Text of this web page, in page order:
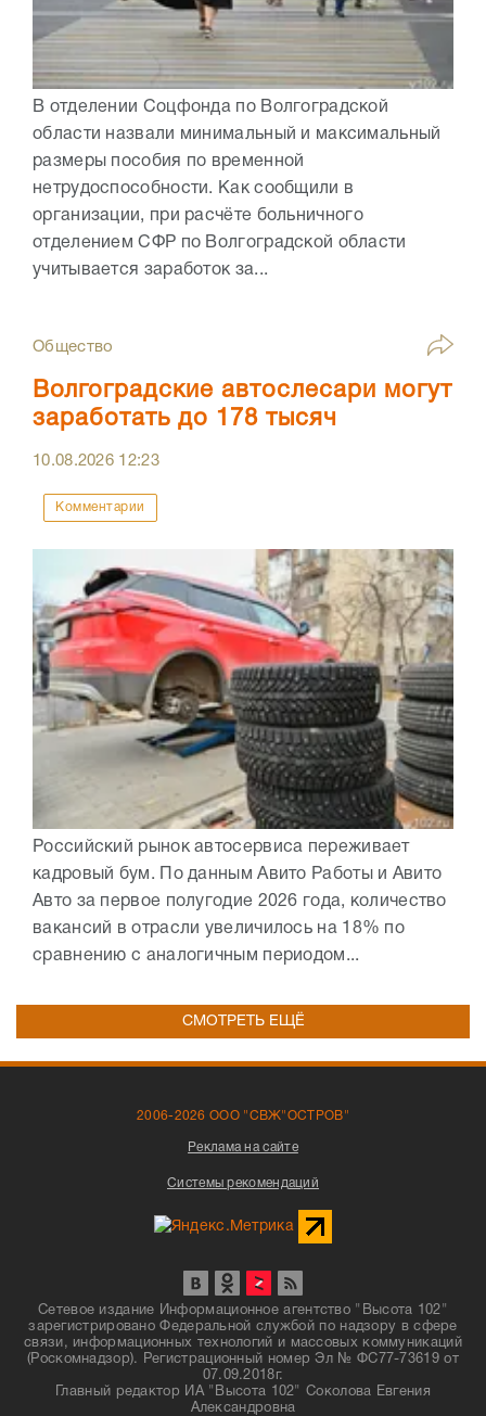
В отделении Соцфонда по Волгоградской
области назвали минимальный и максимальный
размеры пособия по временной
нетрудоспособности. Как сообщили в
организации, при расчёте больничного
отделением СФР по Волгоградской области
учитывается заработок за...
Общество
Волгоградские автослесари могут
заработать до 178 тысяч
10.08.2026 12:23
Комментарии
Российский рынок автосервиса переживает
кадровый бум. По данным Авито Работы и Авито
Авто за первое полугодие 2026 года, количество
вакансий в отрасли увеличилось на 18% по
сравнению с аналогичным периодом...
СМОТРЕТЬ ЕЩЁ
2006-2026 ООО "СВЖ"ОСТРОВ"
Реклама на сайте
Системы рекомендаций
Сетевое издание Информационное агентство "Высота 102"
зарегистрировано Федеральной службой по надзору в сфере
связи, информационных технологий и массовых коммуникаций
(Роскомнадзор). Регистрационный номер Эл № ФС77-73619 от
07.09.2018г.
Главный редактор ИА "Высота 102" Соколова Евгения
Александровна